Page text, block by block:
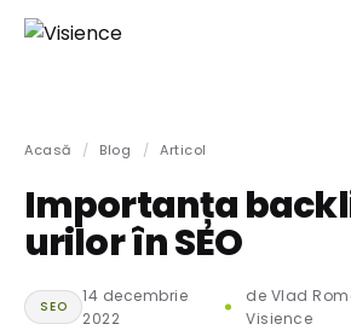
Acasă / Blog / Articol
Importanța
urilor în SEO
SEO
14 decembrie
2022
de Vlad
Visience